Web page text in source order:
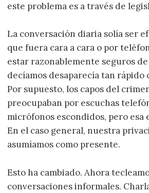
este problema es a través de
La conversación diaria solía ser
que fuera cara a cara o por
estar razonablemente seguros
decíamos desaparecía tan rápido
Por supuesto, los capos del
preocupaban por escuchas
micrófonos escondidos, pero esa
En el caso general, nuestra
asumíamos como presente.
Esto ha cambiado. Ahora
conversaciones informales.